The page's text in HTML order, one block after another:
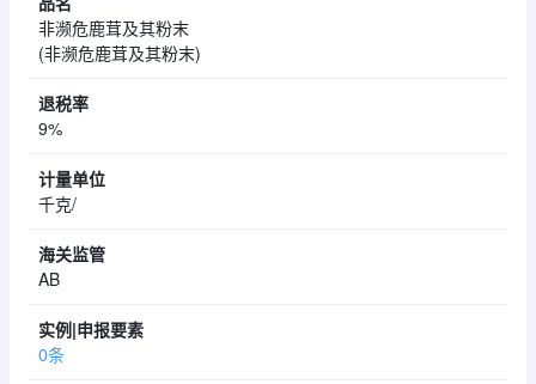
非濒危鹿茸及其粉末
(非濒危鹿茸及其粉末)
9%
千克/
AB
0条